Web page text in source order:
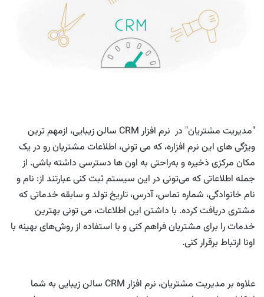
"مدیریت مشتریان" در نرم افزار CRM سالن زیبایی، ازمهم ترین
ویژگی های این نرم افزاره، که می تونی، اطلاعات مشتریان رو در یک
مکان مرکزی ذخیره و به‌راحتی به اون ها دسترسی داشته باشی. از
جمله اطلاعاتی که می‌تونی در این سیستم ثبت کنی عبارتند از: نام و
نام خانوادگی، شماره تماس، آدرس، تاریخ تولد و سابقه خدماتی که
مشتری دریافت کرده. با داشتن این اطلاعات، می تونی بهترین
خدمات را برای مشتریان فراهم کنی و با استفاده از روش‌های بهینه با
اونا ارتباط برقرار کنی.
علاوه بر مدیریت مشتریان، نرم افزار CRM سالن زیبایی به شما